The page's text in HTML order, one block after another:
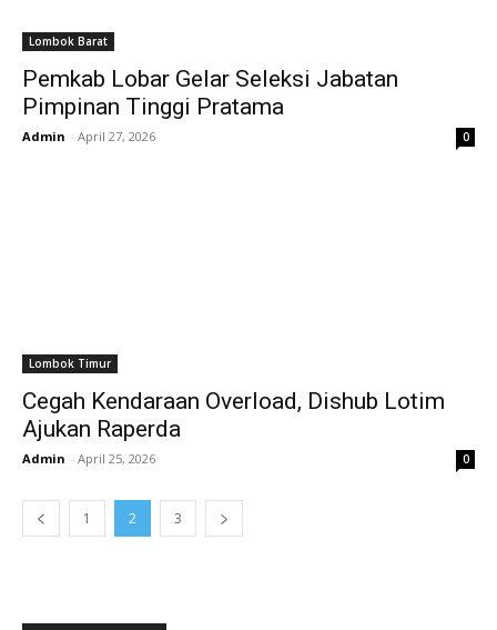
Lombok Barat
Pemkab Lobar Gelar Seleksi Jabatan
Pimpinan Tinggi Pratama
Admin - April 27, 2026 0
Lombok Timur
Cegah Kendaraan Overload, Dishub Lotim
Ajukan Raperda
Admin - April 25, 2026 0
1 2 3